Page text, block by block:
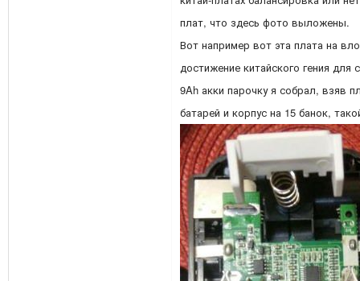
плат, что здесь фото выложены.
Вот например вот эта плата на
достижение китайского гения для
9Ah акки парочку я собрал, взяв
батарей и корпус на 15 банок,